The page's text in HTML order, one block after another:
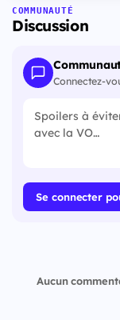
COMMUNAUTÉ
Discussion
Connectez-
Se connecter
Aucun